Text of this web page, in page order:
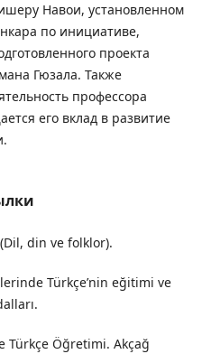
Навои, установленном
по инициативе,
проекта
Гюзала. Также
профессора
его вклад в развитие
din ve folklor).
Türkçe’nin eğitimi ve
Türkçe Öğretimi. Akçağ